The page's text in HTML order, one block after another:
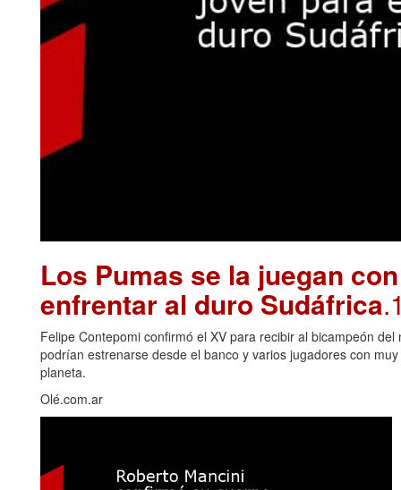
Los Pumas se la juegan
enfrentar al duro Sudáfrica
Felipe Contepomi confirmó el XV para recibir al bicampeón
podrían estrenarse desde el banco y varios jugadores con
planeta.
Olé.com.ar